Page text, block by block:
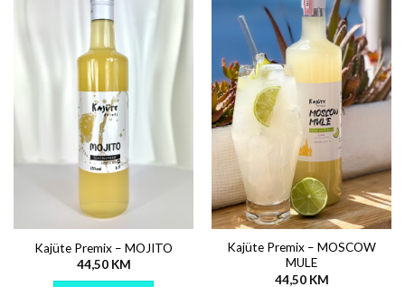
Kajüte Premix – MOJITO
44,50 KM
Kajüte Premix – MOSCOW
MULE
44,50 KM